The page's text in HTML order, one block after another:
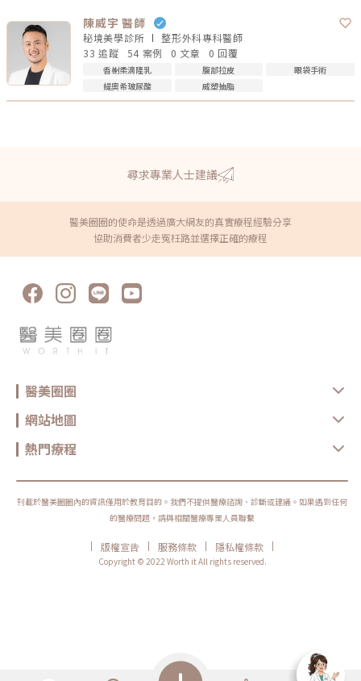
陳威宇 醫師
秘境美學診所 整形外科專科醫師
33 追蹤
54 案例 0 文章 0 回覆
香榭柔滴隆乳 腹部拉皮
眼袋手術
緹奧希玻尿酸
威塑抽脂
尋求專業人士建議
醫美圈圈的使命是透過廣大網友的真實療程經驗分享
協助消費者少走冤枉路並選擇正確的療程
醫美圈圈
網站地圖
熱門療程
刊載於醫美圈圈內的資訊僅用於教育目的。我們不提供醫療諮詢、診斷或建議。如果遇到任何
的醫療問題，請與相關醫療專業人員聯繫
| 版權宣告 | 服務條款 | 隱私權條款
|
Copyright © 2022 Worth it All rights reserved.